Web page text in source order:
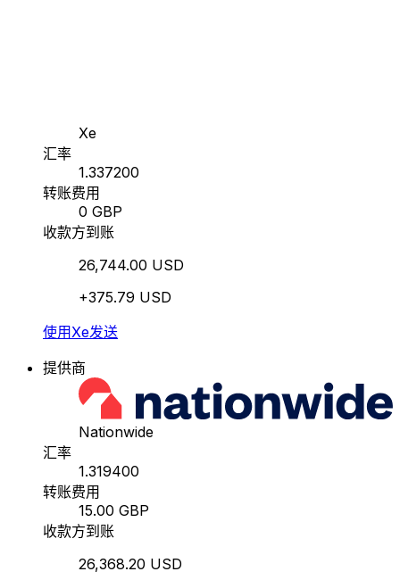
Xe
汇率
1.337200
转账费用
0 GBP
收款方到账
26,744.00 USD
+375.79 USD
使用Xe发送
提供商
Nationwide
汇率
1.319400
转账费用
15.00 GBP
收款方到账
26,368.20 USD